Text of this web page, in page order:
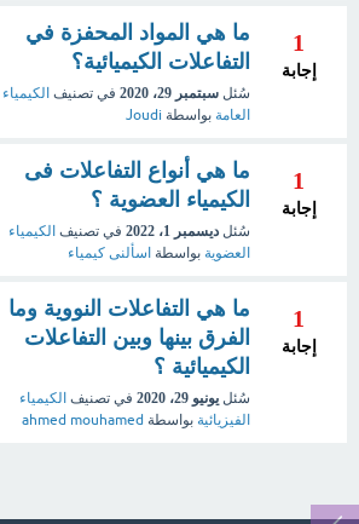
1
إجابة
ما هي المواد المحفزة في
التفاعلات الكيميائية؟
سُئل سبتمبر 29، 2020 في تصنيف الكيمياء
العامة بواسطة Joudi
1
إجابة
ما هي أنواع التفاعلات فى
الكيمياء العضوية ؟
سُئل ديسمبر 1، 2022 في تصنيف الكيمياء
العضوية بواسطة اسألنى كيمياء
1
إجابة
ما هي التفاعلات النووية وما
الفرق بينها وبين التفاعلات
الكيميائية ؟
سُئل يونيو 29، 2020 في تصنيف الكيمياء
الفيزيائية بواسطة ahmed mouhamed